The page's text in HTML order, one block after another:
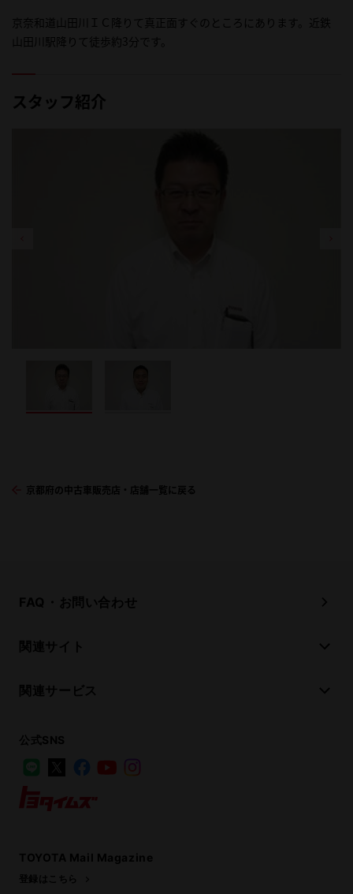
京奈和道山田川ＩＣ降りて真正面すぐのところにあります。近鉄
山田川駅降りて徒歩約3分です。
新車販売・サービス工場併設店です、たくさんの在庫の中からゆ
っくり選んでみてください。
トヨタ車をはじめ各メーカーの軽自動車、他メーカー車などお客
様にぴったりの1台をアドバイスさせていただきます
スタッフ紹介
京都府の中古車販売店・店舗一覧に戻る
FAQ・お問い合わせ
関連サイト
関連サービス
公式SNS
LINE
FacebookYouTube
TOYOTA Mail Magazine
登録はこちら